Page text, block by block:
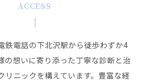
ACCESS
鉄電話の下北沢駅から徒歩わずか4
の想いに寄り添った丁寧な診断と治
リニックを構えています。豊富な経